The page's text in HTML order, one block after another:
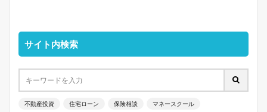
サイト内検索
不動産投資 住宅ローン 保険相談 マネースクール